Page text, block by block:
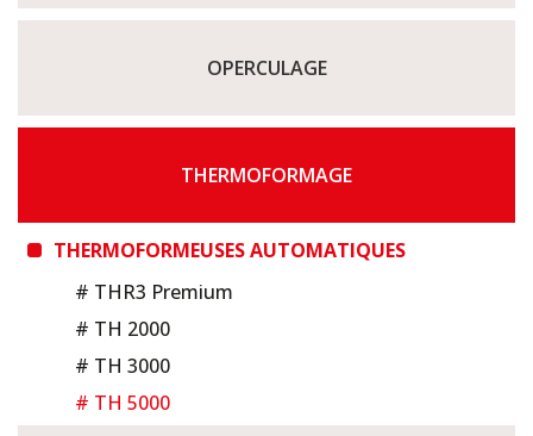
OPERCULAGE
THERMOFORMAGE
THERMOFORMEUSES AUTOMATIQUES
# THR3 Premium
# TH 2000
# TH 3000
# TH 5000